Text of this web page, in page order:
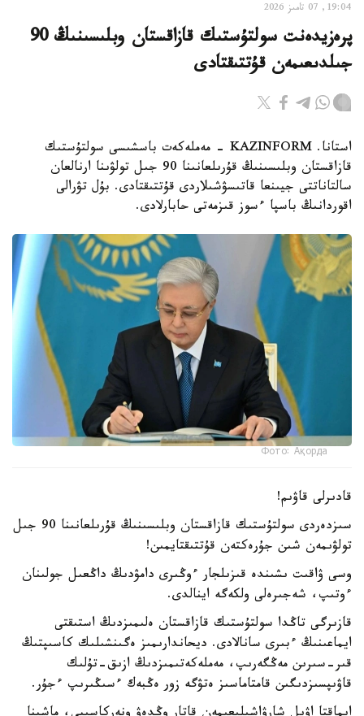
19:04, 07 تامىز 2026
پرەزيدەنت سولتۇستىك قازاقستان وبلىسىنىڭ 90
جىلدىعىمەن قۇتتىقتادى
استانا. KAZINFORM - مەملەكەت باسشىسى سولتۇستىك
قازاقستان وبلىسىنىڭ قۇرىلعانىنا 90 جىل تولۋىنا ارنالعان
سالتاناتتى جيىنعا قاتىسۋشىلاردى قۇتتىقتادى. بۇل تۋرالى
اقوردانىڭ باسپا ءسوز قىزمەتى حابارلادى.
Фото: Ақорда
قادىرلى قاۋىم!
سىزدەردى سولتۇستىك قازاقستان وبلىسىنىڭ قۇرىلعانىنا 90 جىل
تولۋىمەن شىن جۇرەكتەن قۇتتىقتايمىن!
وسى ۋاقىت ىشىندە قىزىلجار ءوڭىرى دامۋدىڭ داڭعىل جولىنان
ءوتىپ، شەجىرەلى ولكەگە اينالدى.
قازىرگى تاڭدا سولتۇستىك قازاقستان ەلىمىزدىڭ استىقتى
ايماعىنىڭ ءبىرى سانالادى. ديحاندارىمىز ەگىنشىلىك كاسىپتىڭ
قىر-سىرىن مەڭگەرىپ، مەملەكەتىمىزدىڭ ازىق-تۇلىك
قاۋىپسىزدىگىن قامتاماسىز ەتۋگە زور ەڭبەك ءسىڭىرىپ ءجۇر.